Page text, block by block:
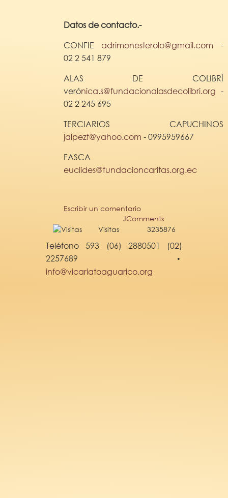
Datos de contacto.-
CONFIEadrimonesterolo@gmail.com -
02 2 541 879
ALAS DE COLIBRÍ
verónica.s@fundacionalasdecolibri.org -
02 2 245 695
TERCIARIOS CAPUCHINOS
jalpezf@yahoo.com - 0995959667
FASCA
euclides@fundacioncaritas.org.ec
Escribir un comentario
JComments
Visitas
3235876
Teléfono 593 (06) 2880501 (02)
2257689 •
info@vicariatoaguarico.org